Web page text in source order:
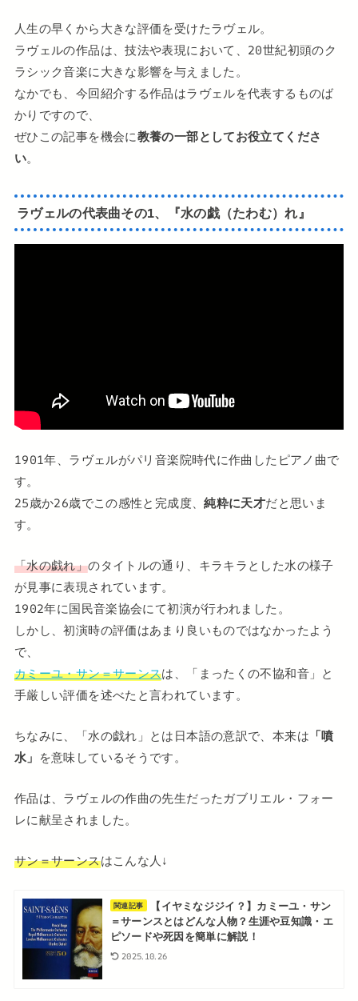
人生の早くから大きな評価を受けたラヴェル。
ラヴェルの作品は、技法や表現において、20世紀初頭のク
ラシック音楽に大きな影響を与えました。
なかでも、今回紹介する作品はラヴェルを代表するものば
かりですので、
ぜひこの記事を機会に教養の一部としてお役立てくださ
い。
ラヴェルの代表曲その1、『水の戯（たわむ）れ』
1901年、ラヴェルがパリ音楽院時代に作曲したピアノ曲で
す。
25歳か26歳でこの感性と完成度、純粋に天才だと思いま
す。
「水の戯れ」のタイトルの通り、キラキラとした水の様子
が見事に表現されています。
1902年に国民音楽協会にて初演が行われました。
しかし、初演時の評価はあまり良いものではなかったよう
で、
カミーユ・サン＝サーンスは、「まったくの不協和音」と
手厳しい評価を述べたと言われています。
ちなみに、「水の戯れ」とは日本語の意訳で、本来は 「噴
水」 を意味しているそうです。
作品は、ラヴェルの作曲の先生だったガブリエル・フォー
レに献呈されました。
サン＝サーンスはこんな人↓
関連記事
【イヤミなジジイ？】カミーユ・サン
＝サーンスとはどんな人物？生涯や豆知識・エ
ピソードや死因を簡単に解説！
2025.10.26